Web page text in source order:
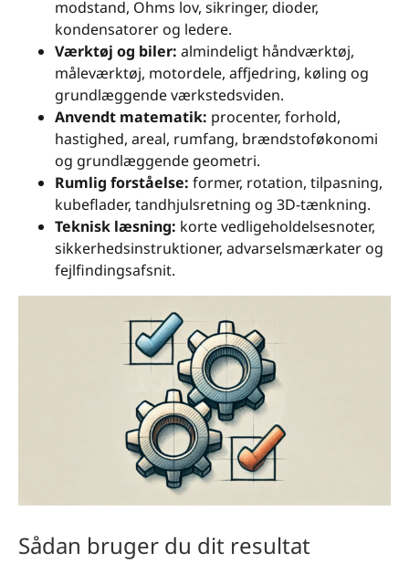
modstand, Ohms lov, sikringer, dioder,
kondensatorer og ledere.
Værktøj og biler: almindeligt håndværktøj,
måleværktøj, motordele, affjedring, køling og
grundlæggende værkstedsviden.
Anvendt matematik: procenter, forhold,
hastighed, areal, rumfang, brændstoføkonomi
og grundlæggende geometri.
Rumlig forståelse: former, rotation, tilpasning,
kubeflader, tandhjulsretning og 3D-tænkning.
Teknisk læsning: korte vedligeholdelsesnoter,
sikkerhedsinstruktioner, advarselsmærkater og
fejlfindingsafsnit.
Sådan bruger du dit resultat